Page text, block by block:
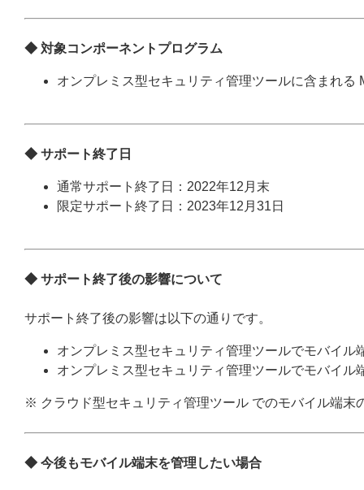
◆ 対象コンポーネントプログラム
オンプレミス型セキュリティ管理ツールに含まれる
◆ サポート終了日
通常サポート終了日：2022年12月末
限定サポート終了日：2023年12月31日
◆ サポート終了後の影響について
サポート終了後の影響は以下の通りです。
オンプレミス型セキュリティ管理ツールでモバイル
オンプレミス型セキュリティ管理ツールでモバイ
※ クラウド型セキュリティ管理ツール でのモバイル端末
◆ 今後もモバイル端末を管理したい場合